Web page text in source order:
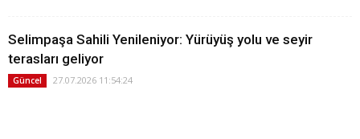
Selimpaşa Sahili Yenileniyor: Yürüyüş yolu ve seyir
terasları geliyor
Güncel 27.07.2026 11:54:24